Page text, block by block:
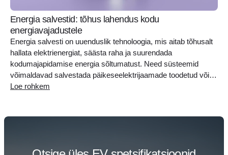
Energia salvestid: tõhus lahendus kodu
energiavajadustele
Energia salvesti on uuenduslik tehnoloogia, mis aitab tõhusalt
hallata elektrienergiat, säästa raha ja suurendada
kodumajapidamise energia sõltumatust. Need süsteemid
võimaldavad salvestada päikeseelektrijaamade toodetud või
odavamal ajal ostetud liigset energiat ning kasutada seda siis,
Loe rohkem